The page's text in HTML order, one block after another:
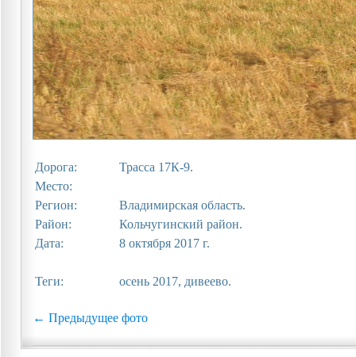
Дорога:
Трасса 17К-9.
Место:
Регион:
Владимирская область.
Район:
Кольчугинский район.
Дата:
8 октября 2017 г.
Теги: осень 2017, дивеево.
← Предыдущее фото